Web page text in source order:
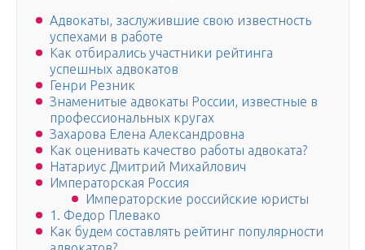
Адвокаты, заслужившие свою известность
успехами в работе
Как отбирались участники рейтинга
успешных адвокатов
Генри Резник
Знаменитые адвокаты России, известные в
профессиональных кругах
Захарова Елена Александровна
Как оценивать качество работы адвоката?
Натариус Дмитрий Михайлович
Императорская Россия
Императорские российские юристы
1. Федор Плевако
Как будем составлять рейтинг популярности